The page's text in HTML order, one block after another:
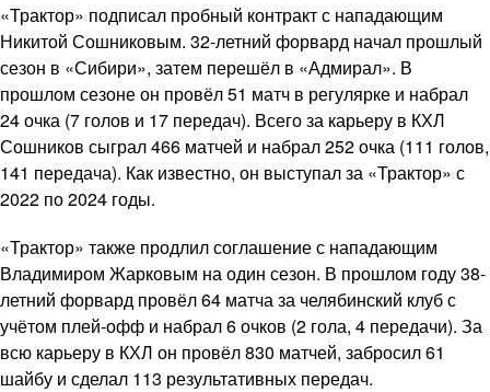
«Трактор» подписал пробный контракт с нападающим
Никитой Сошниковым. 32-летний форвард начал прошлый
сезон в «Сибири», затем перешёл в «Адмирал». В
прошлом сезоне он провёл 51 матч в регулярке и набрал
24 очка (7 голов и 17 передач). Всего за карьеру в КХЛ
Сошников сыграл 466 матчей и набрал 252 очка (111 голов,
141 передача). Как известно, он выступал за «Трактор» с
2022 по 2024 годы.
«Трактор» также продлил соглашение с нападающим
Владимиром Жарковым на один сезон. В прошлом году 38-
летний форвард провёл 64 матча за челябинский клуб с
учётом плей-офф и набрал 6 очков (2 гола, 4 передачи). За
всю карьеру в КХЛ он провёл 830 матчей, забросил 61
шайбу и сделал 113 результативных передач.